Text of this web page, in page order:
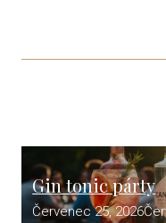
Gin tonic párty
Červenec 25, 2026